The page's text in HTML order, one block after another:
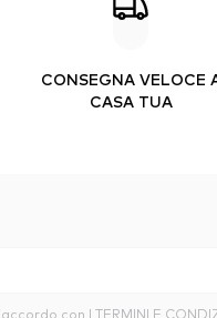
CONSEGNA VELOCE
CASA TUA
con I TERMINI E